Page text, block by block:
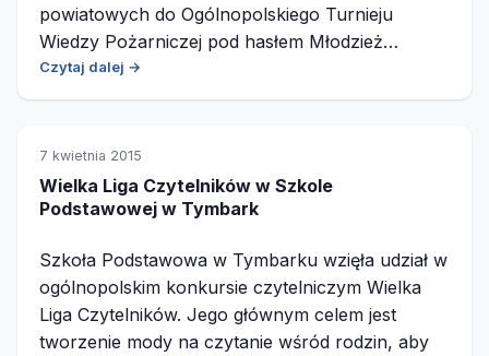
powiatowych do Ogólnopolskiego Turnieju
Wiedzy Pożarniczej pod hasłem Młodzież…
Czytaj dalej →
7 kwietnia 2015
Wielka Liga Czytelników w Szkole
Podstawowej w Tymbark
Szkoła Podstawowa w Tymbarku wzięła udział w
ogólnopolskim konkursie czytelniczym Wielka
Liga Czytelników. Jego głównym celem jest
tworzenie mody na czytanie wśród rodzin, aby